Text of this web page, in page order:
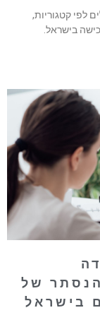
קטגוריות,
בישראל.
של
בישראל